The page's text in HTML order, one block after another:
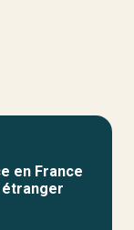
en France
étranger